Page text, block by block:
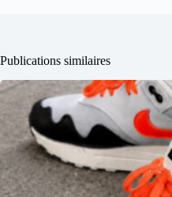
Publications similaires